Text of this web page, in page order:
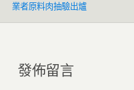
業者原料肉抽驗出爐
發佈留言